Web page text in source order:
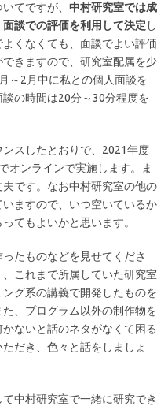
てですが、 中村研究室では成
談での評価を利用して決定 し
くなくても、面談でよい評価
きますので、研究室配属を少
～2月中に私との個人面談を
の時間は20分～30分程度を
スしたとおりで、2021年度
オンラインで実施します。ま
です。なお中村研究室の他の
ますので、いつ空いているか
てもよいかと思います。
たものなどを見せてくださ
これまで所属していた研究室
グ系の講義で開発したものを
、プログラム以外の制作物を
ないと話のネタがなくて困る
だき、色々と話をしましょ
中村研究室で一緒に研究でき